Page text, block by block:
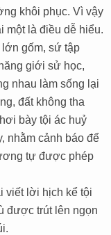
khôi phục. Vì vậy
một là điều dễ hiểu.
gốm, sứ tập
giới sử học,
nhau làm sống lại
đất không tha
bày tội ác huỷ
nhằm cảnh báo để
tự được phép
viết lời hịch kể tội
được trút lên ngọn